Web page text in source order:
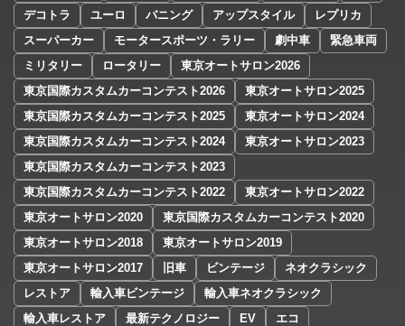
デコトラ
ユーロ バニング アップスタイル
レプリカ
スーパーカー
モータースポーツ・ラリー 劇中車
緊急車両
ミリタリー
ロータリー
東京オートサロン2026
東京国際カスタムカーコンテスト2026
東京オートサロン2025
東京国際カスタムカーコンテスト2025
東京オートサロン2024
東京国際カスタムカーコンテスト2024
東京オートサロン2023
東京国際カスタムカーコンテスト2023
東京国際カスタムカーコンテスト2022
東京オートサロン2022
東京オートサロン2020
東京国際カスタムカーコンテスト2020
東京オートサロン2018
東京オートサロン2019
東京オートサロン2017
旧車 ビンテージ
ネオクラシック
レストア
輸入車ビンテージ
輸入車ネオクラシック
輸入車レストア
最新テクノロジー EV
エコ